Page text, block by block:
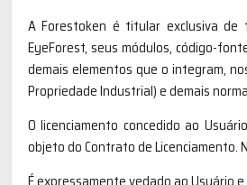
A Forestoken é titular exclusiva de
EyeForest, seus módulos, código-
demais elementos que o integram,
Propriedade Industrial) e demais
O licenciamento concedido ao
objeto do Contrato de